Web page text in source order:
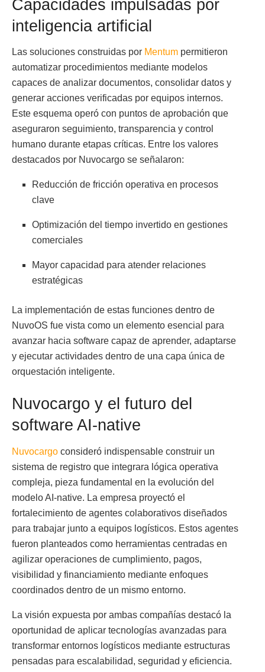
Capacidades impulsadas por
inteligencia artificial
Las soluciones construidas por Mentum permitieron
automatizar procedimientos mediante modelos
capaces de analizar documentos, consolidar datos y
generar acciones verificadas por equipos internos.
Este esquema operó con puntos de aprobación que
aseguraron seguimiento, transparencia y control
humano durante etapas críticas. Entre los valores
destacados por Nuvocargo se señalaron:
Reducción de fricción operativa en procesos
clave
Optimización del tiempo invertido en gestiones
comerciales
Mayor capacidad para atender relaciones
estratégicas
La implementación de estas funciones dentro de
NuvoOS fue vista como un elemento esencial para
avanzar hacia software capaz de aprender, adaptarse
y ejecutar actividades dentro de una capa única de
orquestación inteligente.
Nuvocargo y el futuro del
software AI-native
Nuvocargo consideró indispensable construir un
sistema de registro que integrara lógica operativa
compleja, pieza fundamental en la evolución del
modelo AI-native. La empresa proyectó el
fortalecimiento de agentes colaborativos diseñados
para trabajar junto a equipos logísticos. Estos agentes
fueron planteados como herramientas centradas en
agilizar operaciones de cumplimiento, pagos,
visibilidad y financiamiento mediante enfoques
coordinados dentro de un mismo entorno.
La visión expuesta por ambas compañías destacó la
oportunidad de aplicar tecnologías avanzadas para
transformar entornos logísticos mediante estructuras
pensadas para escalabilidad, seguridad y eficiencia.